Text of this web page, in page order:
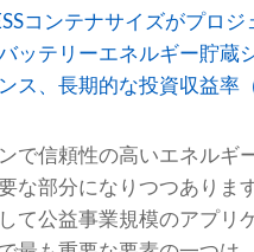
コンテナサイズがプロ
ッテリーエネルギー貯蔵
ス、長期的な投資収益率
で信頼性の高いエネルギ
な部分になりつつありま
て公益事業規模のアプリ